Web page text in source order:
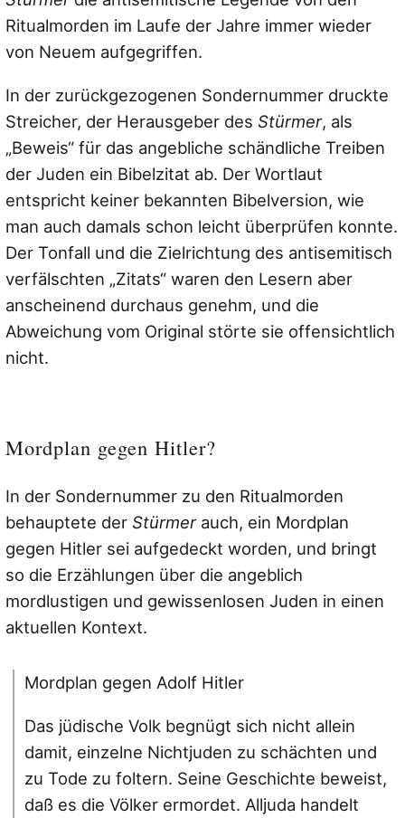
Ritualmorden im Laufe der Jahre immer wieder
von Neuem aufgegriffen.
In der zurückgezogenen Sondernummer druckte
Streicher, der Herausgeber desStürmer, als
„Beweis“ für das angebliche schändliche Treiben
der Juden ein Bibelzitat ab. Der Wortlaut
entspricht keiner bekannten Bibelversion, wie
man auch damals schon leicht überprüfen konnte.
Der Tonfall und die Zielrichtung des antisemitisch
verfälschten „Zitats“ waren den Lesern aber
anscheinend durchaus genehm, und die
Abweichung vom Original störte sie offensichtlich
nicht.
Mordplan gegen Hitler?
In der Sondernummer zu den Ritualmorden
behauptete derStürmerauch, ein Mordplan
gegen Hitler sei aufgedeckt worden, und bringt
so die Erzählungen über die angeblich
mordlustigen und gewissenlosen Juden in einen
aktuellen Kontext.
Mordplan gegen Adolf Hitler
Das jüdische Volk begnügt sich nicht allein
damit, einzelne Nichtjuden zu schächten und
zu Tode zu foltern. Seine Geschichte beweist,
daß es die Völker ermordet. Alljuda handelt